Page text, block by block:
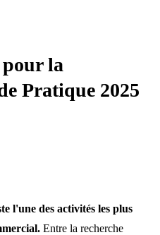
la
Pratique 2025
l'une des activités les plus
Entre la recherche